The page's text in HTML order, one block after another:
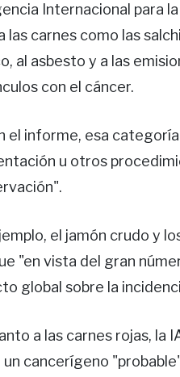
Internacional para
las carnes como las
al asbesto y a las
con el cáncer.
el informe, esa
u otros
el jamón crudo y
"en vista del gran
global sobre la
a las carnes rojas, la
cancerígeno